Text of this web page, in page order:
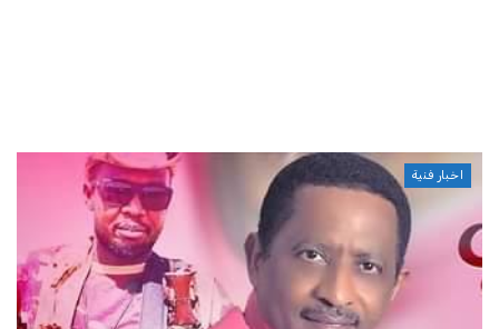
اخبار فنية